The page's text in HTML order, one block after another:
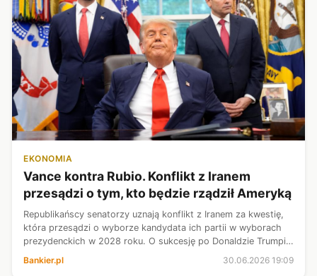
EKONOMIA
Vance kontra Rubio. Konflikt z Iranem
przesądzi o tym, kto będzie rządził Ameryką
Republikańscy senatorzy uznają konflikt z Iranem za kwestię,
która przesądzi o wyborze kandydata ich partii w wyborach
prezydenckich w 2028 roku. O sukcesję po Donaldzie Trumpie
sekretarz stan...
Bankier.pl 30.06.2026 19:09